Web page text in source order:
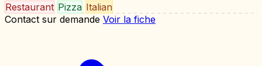
Restaurant Pizza Italian
Contact sur demande Voir la fiche